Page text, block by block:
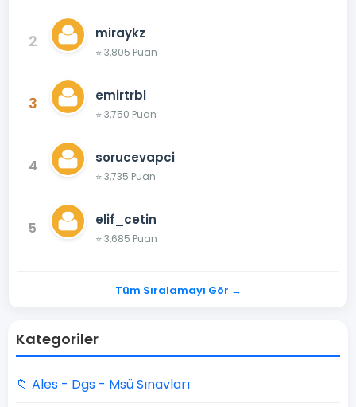
2 miraykz
⭐ 3,805 Puan
3 emirtrbl
⭐ 3,750 Puan
4 sorucevapci
⭐ 3,735 Puan
5 elif_cetin
⭐ 3,685 Puan
Tüm Sıralamayı Gör →
Kategoriler
📁 Ales - Dgs - Msü Sınavları